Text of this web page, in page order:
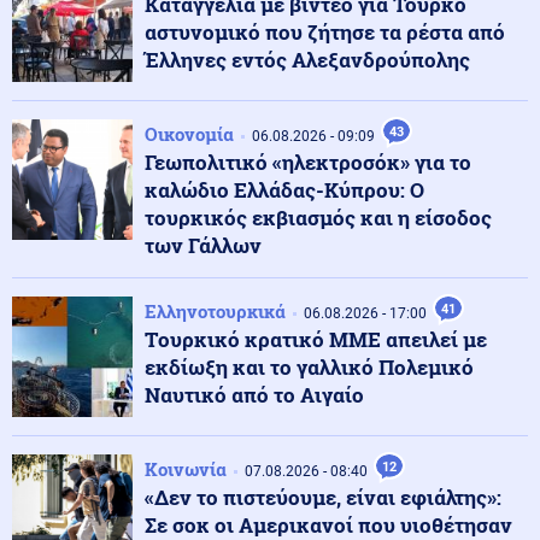
Ισπανία: Έως 15 Αυγούστου οι συνοριακοί έλεγχοι, λέει
η Μελόνι
Κοινωνία 07.08.2026 - 19:08
Κρήτη: Η σοκαριστική στιγμή που τουρίστας φέρεται
να ζήτησε να ασελγήσει σε ανήλικη επί πληρωμή
Κοινωνία 07.08.2026 - 19:03
Τραγωδία με μητέρα και γιο: Πραγματογνώμονας
επιχειρεί να ρίξει φως στα αίτια του δυστυχήματος
στις Σέρρες
Ελληνοτουρκικά 07.08.2026 - 18:56
Τουρκικά ΜΜΕ: Γιατί οι Τούρκοι «βουλιάζουν» τα
ελληνικά νησιά την περίοδο των διακοπών
Κοινωνία 07.08.2026 - 18:52
Θεσσαλονίκη: Οι αλλαγές στις λεωφορειακές γραμμές
αστυνομικό που ζήτησε τα ρέστα από
Έλληνες εντός Αλεξανδρούπολης
Οικονομία 06.08.2026 - 09:09 43
Γεωπολιτικό «ηλεκτροσόκ» για το
καλώδιο Ελλάδας-Κύπρου: Ο
τουρκικός εκβιασμός και η είσοδος
των Γάλλων
Ελληνοτουρκικά 06.08.2026 - 17:00 41
Tουρκικό κρατικό ΜΜΕ απειλεί με
εκδίωξη και το γαλλικό Πολεμικό
Ναυτικό από το Αιγαίο
Κοινωνία 07.08.2026 - 08:40 12
«Δεν το πιστεύουμε, είναι εφιάλτης»:
Σε σοκ οι Αμερικανοί που υιοθέτησαν